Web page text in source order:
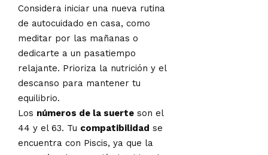
Considera iniciar una nueva rutina
de autocuidado en casa, como
meditar por las mañanas o
dedicarte a un pasatiempo
relajante. Prioriza la nutrición y el
descanso para mantener tu
equilibrio.
Los números de la suerte son el
44 y el 63. Tu compatibilidad se
encuentra con Piscis, ya que la